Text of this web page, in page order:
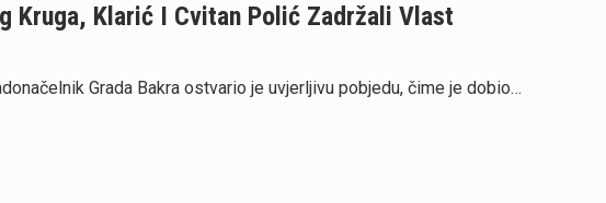
Kruga, Klarić I Cvitan Polić Zadržali Vlast
Grada Bakra ostvario je uvjerljivu pobjedu, čime je dobio…